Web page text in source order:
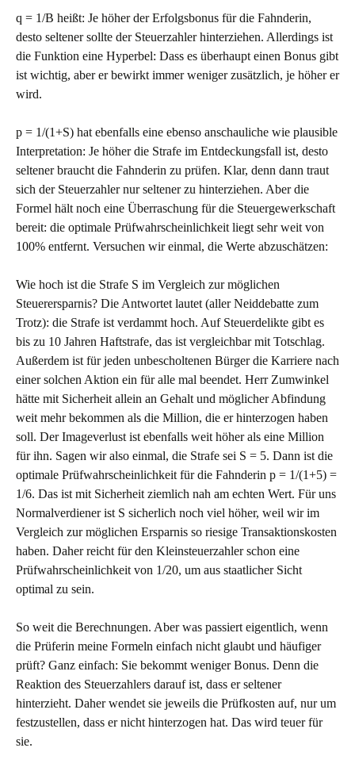
q = 1/B heißt: Je höher der Erfolgsbonus für die Fahnderin,
desto seltener sollte der Steuerzahler hinterziehen. Allerdings ist
die Funktion eine Hyperbel: Dass es überhaupt einen Bonus gibt
ist wichtig, aber er bewirkt immer weniger zusätzlich, je höher er
wird.
p = 1/(1+S) hat ebenfalls eine ebenso anschauliche wie plausible
Interpretation: Je höher die Strafe im Entdeckungsfall ist, desto
seltener braucht die Fahnderin zu prüfen. Klar, denn dann traut
sich der Steuerzahler nur seltener zu hinterziehen. Aber die
Formel hält noch eine Überraschung für die Steuergewerkschaft
bereit: die optimale Prüfwahrscheinlichkeit liegt sehr weit von
100% entfernt. Versuchen wir einmal, die Werte abzuschätzen:
Wie hoch ist die Strafe S im Vergleich zur möglichen
Steuerersparnis? Die Antwortet lautet (aller Neiddebatte zum
Trotz): die Strafe ist verdammt hoch. Auf Steuerdelikte gibt es
bis zu 10 Jahren Haftstrafe, das ist vergleichbar mit Totschlag.
Außerdem ist für jeden unbescholtenen Bürger die Karriere nach
einer solchen Aktion ein für alle mal beendet. Herr Zumwinkel
hätte mit Sicherheit allein an Gehalt und möglicher Abfindung
weit mehr bekommen als die Million, die er hinterzogen haben
soll. Der Imageverlust ist ebenfalls weit höher als eine Million
für ihn. Sagen wir also einmal, die Strafe sei S = 5. Dann ist die
optimale Prüfwahrscheinlichkeit für die Fahnderin p = 1/(1+5) =
1/6. Das ist mit Sicherheit ziemlich nah am echten Wert. Für uns
Normalverdiener ist S sicherlich noch viel höher, weil wir im
Vergleich zur möglichen Ersparnis so riesige Transaktionskosten
haben. Daher reicht für den Kleinsteuerzahler schon eine
Prüfwahrscheinlichkeit von 1/20, um aus staatlicher Sicht
optimal zu sein.
So weit die Berechnungen. Aber was passiert eigentlich, wenn
die Prüferin meine Formeln einfach nicht glaubt und häufiger
prüft? Ganz einfach: Sie bekommt weniger Bonus. Denn die
Reaktion des Steuerzahlers darauf ist, dass er seltener
hinterzieht. Daher wendet sie jeweils die Prüfkosten auf, nur um
festzustellen, dass er nicht hinterzogen hat. Das wird teuer für
sie.